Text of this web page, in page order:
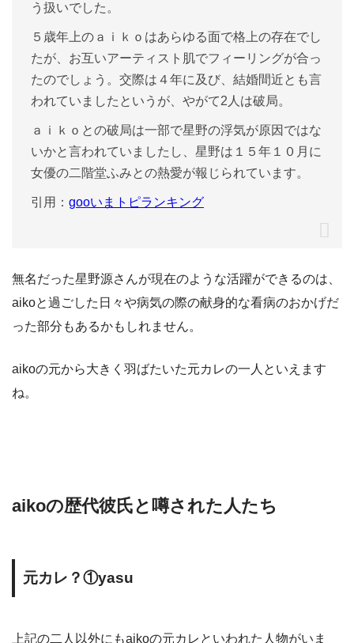
う扱いでした。
５歳年上のａｉｋｏはあらゆる面で格上の存在でし
たが、お互いアーティスト肌でフィーリングが合っ
たのでしょう。交際は４年に及び、結婚間近とも言
われていましたというが、やがて2人は破局。
ａｉｋｏとの破局は一部で星野の浮気が原因ではな
いかと言われていましたし、星野は１５年１０月に
女優の二階堂ふみとの熱愛が報じられています。
引用： gooいまトピランキング
無名だった星野源さんが現在のような活躍ができるのは、
aikoと過ごした日々や病気の際の献身的な看病のおかげだ
った部分もあるかもしれません。
aikoの元から大きく羽ばたいた元カレの一人といえます
ね。
aikoの歴代彼氏と噂された人たち
元カレ？①yasu
上記の二人以外にもaikoの元カレといわれた人物がいま